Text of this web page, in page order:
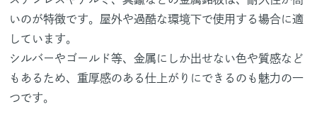
いのが特徴です。屋外や過酷な環境下で使用する場合に適
しています。
シルバーやゴールド等、金属にしか出せない色や質感など
もあるため、重厚感のある仕上がりにできるのも魅力の一
つです。